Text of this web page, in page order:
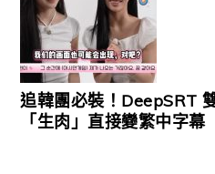
追韓團必裝！DeepSRT
「生肉」直接變繁中字幕